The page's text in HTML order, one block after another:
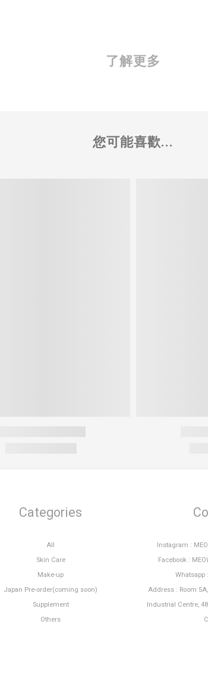
了解更多
您可能喜歡...
Categories
All
Skin Care
Make-up
Japan Pre-order(coming soon)
Supplement
Others
Instagram :
Facebook :
Whatsapp
Address : Room
Industrial Centre,